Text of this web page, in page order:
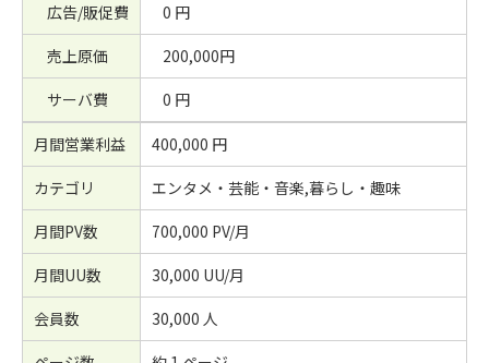
広告/販促費
0 円
売上原価
200,000円
サーバ費
0 円
月間営業利益
400,000 円
カテゴリ
エンタメ・芸能・音楽,暮らし・趣味
月間PV数
700,000 PV/月
月間UU数
30,000 UU/月
会員数
30,000 人